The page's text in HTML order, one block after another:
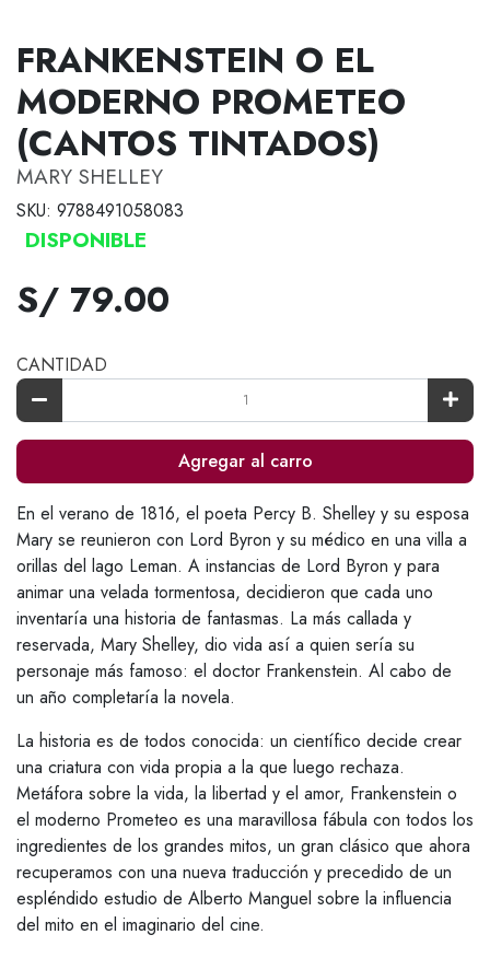
FRANKENSTEIN O EL
MODERNO PROMETEO
(CANTOS TINTADOS)
MARY SHELLEY
SKU: 9788491058083
DISPONIBLE
S/ 79.00
CANTIDAD
Agregar al carro
En el verano de 1816, el poeta Percy B. Shelley y su esposa
Mary se reunieron con Lord Byron y su médico en una villa a
orillas del lago Leman. A instancias de Lord Byron y para
animar una velada tormentosa, decidieron que cada uno
inventaría una historia de fantasmas. La más callada y
reservada, Mary Shelley, dio vida así a quien sería su
personaje más famoso: el doctor Frankenstein. Al cabo de
un año completaría la novela.
La historia es de todos conocida: un científico decide crear
una criatura con vida propia a la que luego rechaza.
Metáfora sobre la vida, la libertad y el amor, Frankenstein o
el moderno Prometeo es una maravillosa fábula con todos los
ingredientes de los grandes mitos, un gran clásico que ahora
recuperamos con una nueva traducción y precedido de un
espléndido estudio de Alberto Manguel sobre la influencia
del mito en el imaginario del cine.